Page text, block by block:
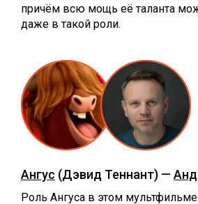
причём всю мощь её таланта
даже в такой роли.
Ангус (Дэвид Теннант) —
Роль Ангуса в этом мультфильме